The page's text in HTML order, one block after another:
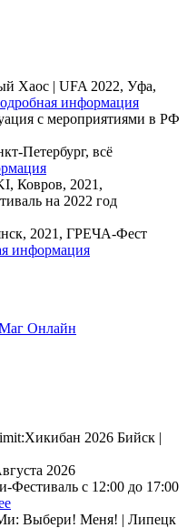
Хаос | UFA 2022, Уфа,
информация
с мероприятиями в РФ
Петербург, всё
Ковров, 2021,
на 2022 год
2021, ГРЕЧА-Фест
информация
2026 Бийск |
2026
с 12:00 до 17:00
Выбери! Меня! | Липецк